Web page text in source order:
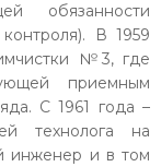
обязанности
В 1959
№3, где
приемным
С 1961 года –
технолога на
инженер и в том